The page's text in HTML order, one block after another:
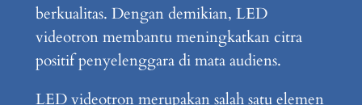
berkualitas. Dengan demikian, LED
videotron membantu meningkatkan citra
positif penyelenggara di mata audiens.
LED videotron merupakan salah satu elemen